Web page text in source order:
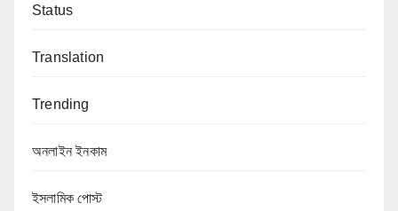
Status
Translation
Trending
অনলাইন ইনকাম
ইসলামিক পোস্ট